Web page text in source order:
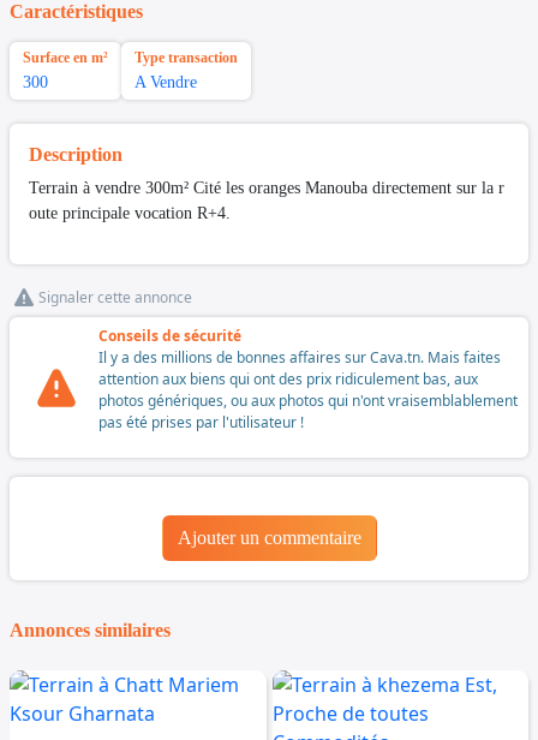
Caractéristiques
Surface en m²
300
Type transaction
A Vendre
Description
Terrain à vendre 300m² Cité les oranges Manouba directement sur la r
oute principale vocation R+4.
Signaler cette annonce
Conseils de sécurité
Il y a des millions de bonnes affaires sur Cava.tn. Mais faites
attention aux biens qui ont des prix ridiculement bas, aux
photos génériques, ou aux photos qui n'ont vraisemblablement
pas été prises par l'utilisateur !
Ajouter un commentaire
Annonces similaires